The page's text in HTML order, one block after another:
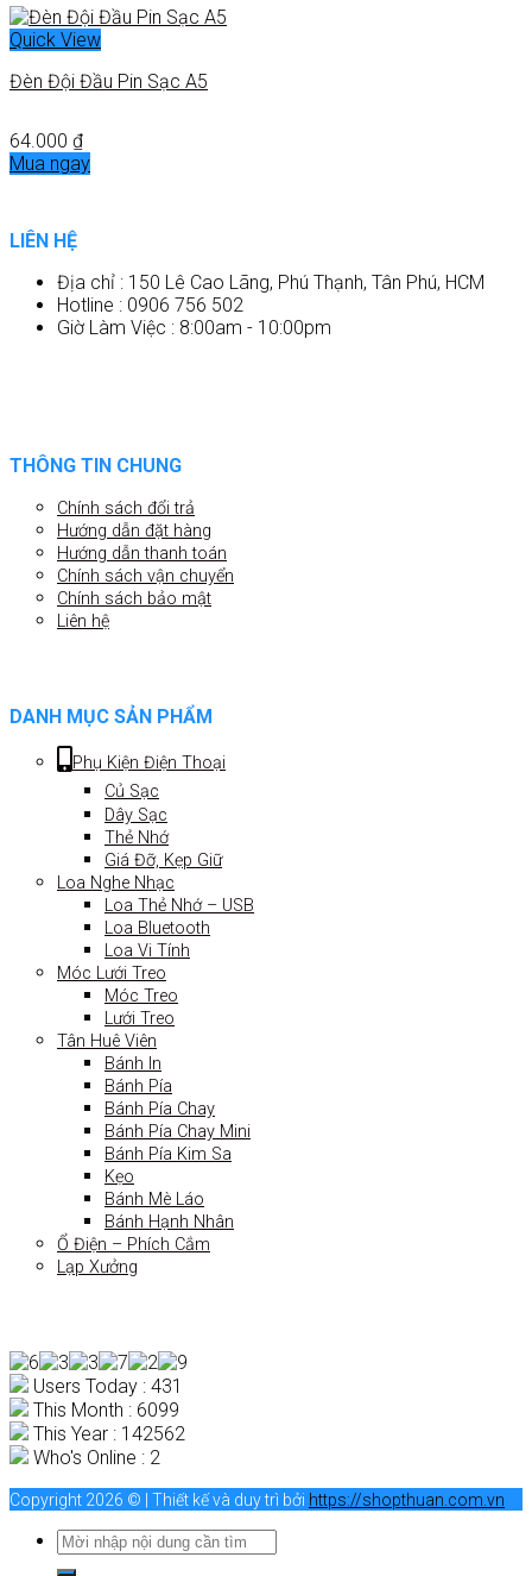
Quick View
Đèn Đội Đầu Pin Sạc A5
64.000 ₫
Mua ngay
LIÊN HỆ
Địa chỉ : 150 Lê Cao Lãng, Phú Thạnh, Tân Phú, HCM
Hotline : 0906 756 502
Giờ Làm Việc : 8:00am - 10:00pm
THÔNG TIN CHUNG
Chính sách đổi trả
Hướng dẫn đặt hàng
Hướng dẫn thanh toán
Chính sách vận chuyển
Chính sách bảo mật
Liên hệ
DANH MỤC SẢN PHẨM
Phụ Kiện Điện Thoại
Củ Sạc
Dây Sạc
Thẻ Nhớ
Giá Đỡ, Kẹp Giữ
Loa Nghe Nhạc
Loa Thẻ Nhớ – USB
Loa Bluetooth
Loa Vi Tính
Móc Lưới Treo
Móc Treo
Lưới Treo
Tân Huê Viên
Bánh In
Bánh Pía
Bánh Pía Chay
Bánh Pía Chay Mini
Bánh Pía Kim Sa
Kẹo
Bánh Mè Láo
Bánh Hạnh Nhân
Ổ Điện – Phích Cắm
Lạp Xưởng
Users Today : 431
This Month : 6099
This Year : 142562
Who's Online : 2
Copyright 2026 © | Thiết kế và duy trì bởi https://shopthuan.com.vn